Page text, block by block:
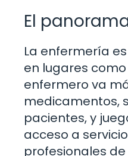
El
La enfermería
en lugares
enfermero va
medicamentos,
pacientes, y
acceso a
profesionales